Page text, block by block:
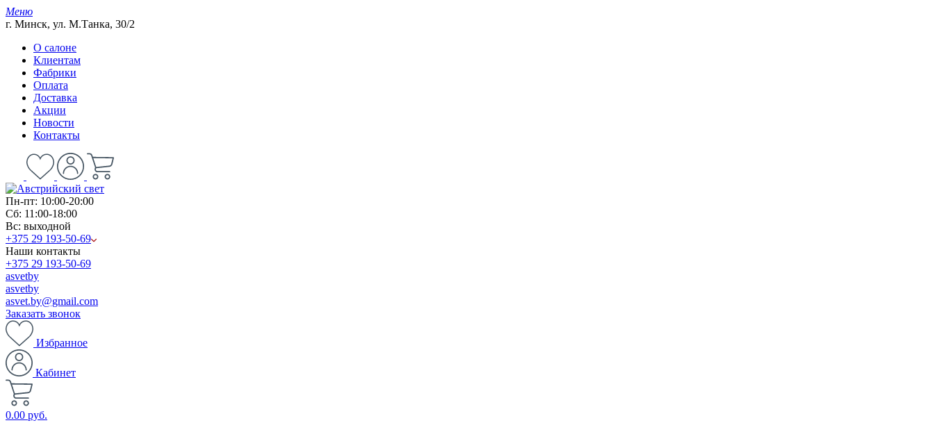
Меню
г. Минск, ул. М.Танка, 30/2
О салоне
Клиентам
Фабрики
Оплата
Доставка
Акции
Новости
Контакты
Пн-пт: 10:00-20:00
Сб: 11:00-18:00
Вс: выходной
+375 29 193-50-69
Наши контакты
+375 29 193-50-69
asvetby
asvetby
asvet.by@gmail.com
Заказать звонок
Избранное
Кабинет
0.00 руб.